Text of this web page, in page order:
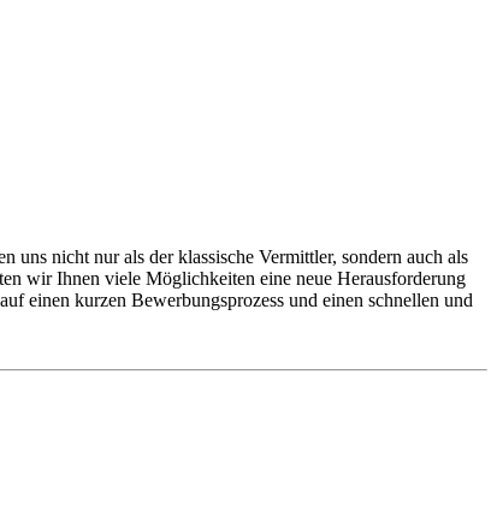
uns nicht nur als der klassische Vermittler, sondern auch als
wir Ihnen viele Möglichkeiten eine neue Herausforderung
einen kurzen Bewerbungsprozess und einen schnellen und